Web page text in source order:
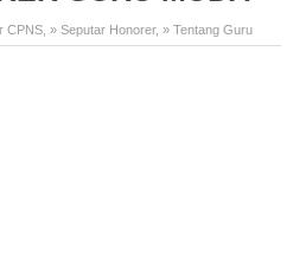
CPNS » Seputar Honorer, » Tentang Guru